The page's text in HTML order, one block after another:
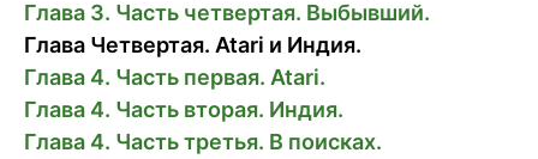
Глава 3. Часть четвертая. Выбывший.
Глава Четвертая. Atari и Индия.
Глава 4. Часть первая. Atari.
Глава 4. Часть вторая. Индия.
Глава 4. Часть третья. В поисках.